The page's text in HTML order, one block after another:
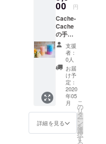
越し頂
けま
す。
崎市の
総持院
で行わ
れるお
かマル
シェで
の受取
りとな
りま
す。 会
場まで
の交通
費は自
己負担
となり
ます。
ないシ
ンプル
なデザ
インな
ので、
どんな
服にも
合い、
長くご
使用し
て頂け
ます！
種類 4
種(A〜
D) 色味
1色 サ
〜49cm
00 円
Cache-
Cache
の手作
りキャ
ンドル⭐︎
【キャ
ンドル
ナイト
で一緒
に灯せ
るキャ
ンドル1
つ、梱
包され
たグラ
デー
支援
者：
0人
お届
け予
定：
2020
年05
月
詳細を見る
こ
の
リ
タ
ー
ン
を
選
択
す